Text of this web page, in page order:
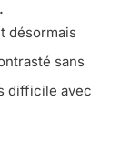
désormais
sans
difficile avec